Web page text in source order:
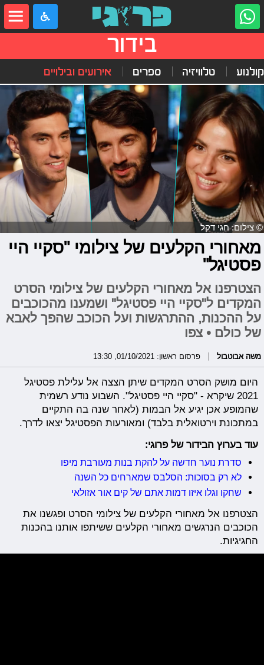
בידור
קולנוע טלוויזיה ספרים אירועים ובילויים
© צילום: חגי דקל
מאחורי הקלעים של צילומי "סקיי היי
פסטיגל"
הצטרפנו אל מאחורי הקלעים של צילומי הסרט
המקדים ל"סקיי היי פסטיגל" ושמענו מהכוכבים
על ההכנות, ההתרגשות ועל הכוכב שהפך לאבא
של כולם • צפו
משה אבוטבול פרסום ראשון: 01/10/2021, 13:30
היום מושק הסרט המקדים שיתן הצצה אל עלילת פסטיגל
2021 שיקרא - "סקיי היי פסטיגל". השבוע נודע רשמית
שהמופע אכן יגיע אל הבמות (לאחר שנה בה התקיים
במתכונת וירטואלית בלבד) ומאורעות הפסטיגל יצאו לדרך.
עוד בערוץ הבידור של פרוגי:
סדרת נוער חדשה על להקת בנות מעורבת מיפו
לא רק בסוכות: הסלבס שמארחים כל השנה
שחקו וגלו איזו דמות אתם של קים אור אזולאי
הצטרפנו אל מאחורי הקלעים של צילומי הסרט ופגשנו את
הכוכבים הנרגשים מאחורי הקלעים ששיתפו אותנו בהכנות
החגיגיות.